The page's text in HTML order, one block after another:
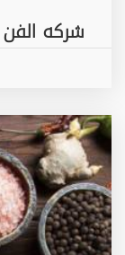
شركه الفن